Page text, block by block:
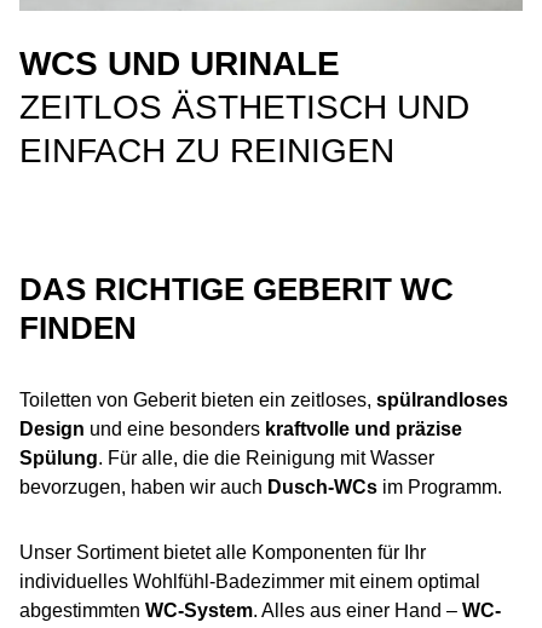
WCS UND URINALE
ZEITLOS ÄSTHETISCH UND
EINFACH ZU REINIGEN
DAS RICHTIGE GEBERIT WC
FINDEN
Toiletten von Geberit bieten ein zeitloses, spülrandloses
Design und eine besonders kraftvolle und präzise
Spülung. Für alle, die die Reinigung mit Wasser
bevorzugen, haben wir auch Dusch-WCs im Programm.
Unser Sortiment bietet alle Komponenten für Ihr
individuelles Wohlfühl-Badezimmer mit einem optimal
abgestimmten WC-System. Alles aus einer Hand – WC-